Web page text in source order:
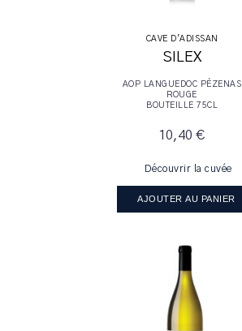
CAVE D'ADISSAN
SILEX
AOP LANGUEDOC PÉZENAS
ROUGE
BOUTEILLE 75CL
10,40 €
Découvrir la cuvée
AJOUTER AU PANIER